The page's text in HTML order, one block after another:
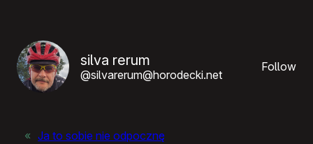
silva rerum
@silvarerum@horodecki.net
Follow
« Ja to sobie nie odpocznę